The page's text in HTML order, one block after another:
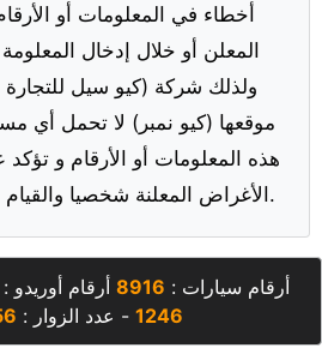
أخطاء في المعلومات أو
المعلن أو خلال إدخال
ولذلك شركة (كيو سيل للتجارة
موقعها (كيو نمبر) لا تحمل أي
هذه المعلومات أو الأرقام و
الأغراض المعلنة شخصيا والقيام بالفحص قبل الشراء.
أرقام سيارات : 8916 أرقام أوريدو :
1246 - عدد الزوار :